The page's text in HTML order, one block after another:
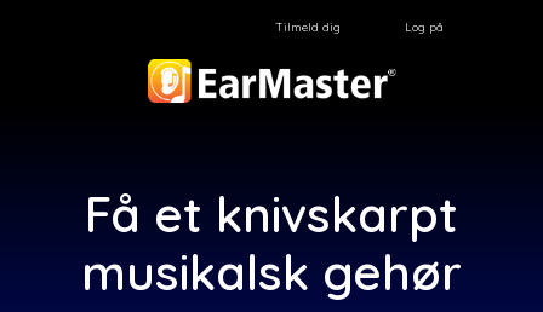
Tilmeld dig Log på
Få et knivskarpt
musikalsk gehør